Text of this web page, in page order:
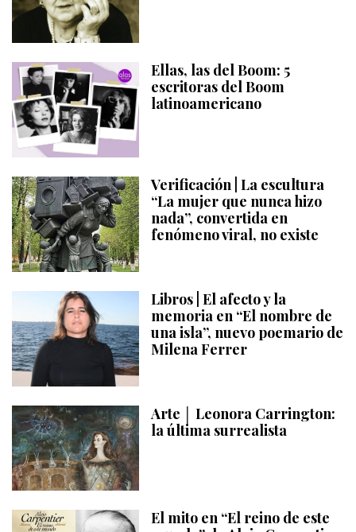
Ellas, las del Boom: 5
escritoras del Boom
latinoamericano
Verificación | La escultura
“La mujer que nunca hizo
nada”, convertida en
fenómeno viral, no existe
Libros | El afecto y la
memoria en “El nombre de
una isla”, nuevo poemario de
Milena Ferrer
Arte │ Leonora Carrington:
la última surrealista
El mito en “El reino de este